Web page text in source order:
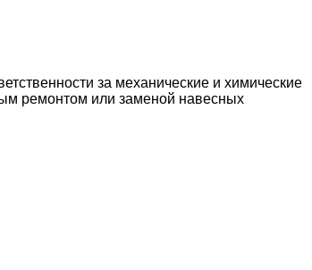
за механические и химические
ремонтом или заменой навесных